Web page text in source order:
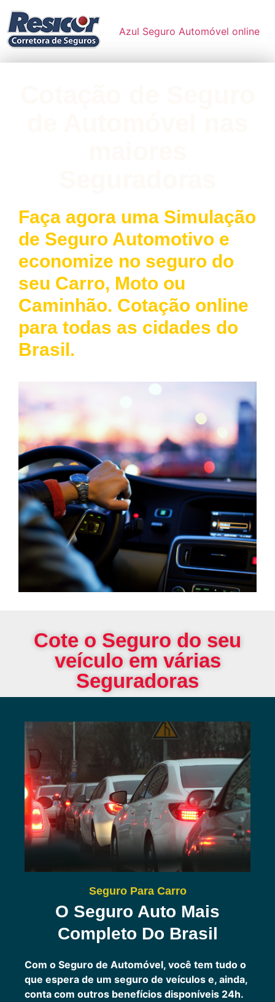
Azul Seguro Automóvel online
Faça agora uma Simulação
de Seguro Automotivo e
economize no seguro do
seu Carro, Moto ou
Caminhão. Cotação online
para todas as cidades do
Brasil.
Cote o Seguro do seu
veículo em várias
Seguradoras
Seguro Para Carro
O Seguro Auto Mais
Completo Do Brasil
Com o Seguro de Automóvel, você tem tudo o
que espera de um seguro de veículos e, ainda,
conta com outros benefícios disponíveis 24h.